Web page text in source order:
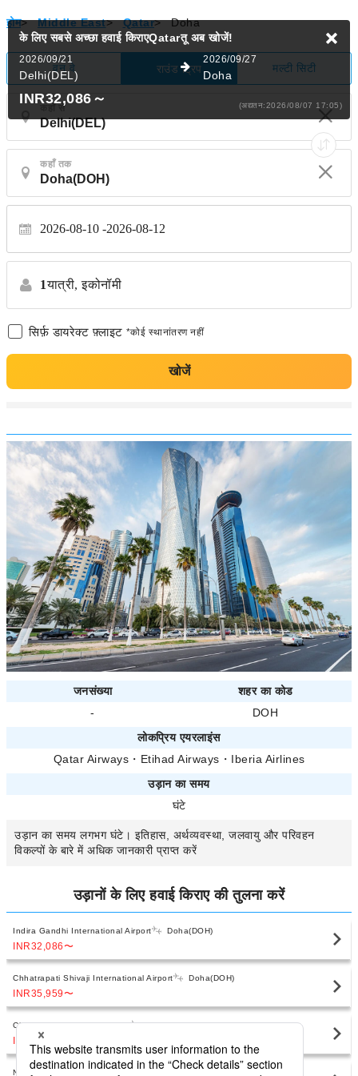
होम> Middle East> Qatar> Doha
वन वे राउंड ट्रिप मल्टी सिटी
कहाँ से
कहाँ तक
2026-08-10 2026-08-12
1यात्री, इकोनॉमी
सिर्फ़ डायरेक्ट फ़्लाइट *कोई स्थानांतरण नहीं
खोजें
के लिए सबसे अच्छा हवाई किराएQatarतूअब खोजें!
2026/09/21
Delhi(DEL)
2026/09/27
Doha
INR32,086 ～ (अद्यतन:2026/08/07 17:05)
जनसंख्या
शहर का कोड
-
DOH
लोकप्रिय एयरलाइंस
Qatar Airways ・ Etihad Airways ・ Iberia Airlines
उड़ान का समय
घंटे
उड़ान का समय लगभग घंटे। इतिहास, अर्थव्यवस्था, जलवायु और परिवहन
विकल्पों के बारे में अधिक जानकारी प्राप्त करें
उड़ानों के लिए हवाई किराए की तुलना करें
Indira Gandhi International Airport Doha(DOH)
INR32,086〜
Chhatrapati Shivaji International Airport Doha(DOH)
INR35,959〜
Chennai International Airport Doha(DOH)
INR40,044
Netaji Subhas Chandra Bose International Airport